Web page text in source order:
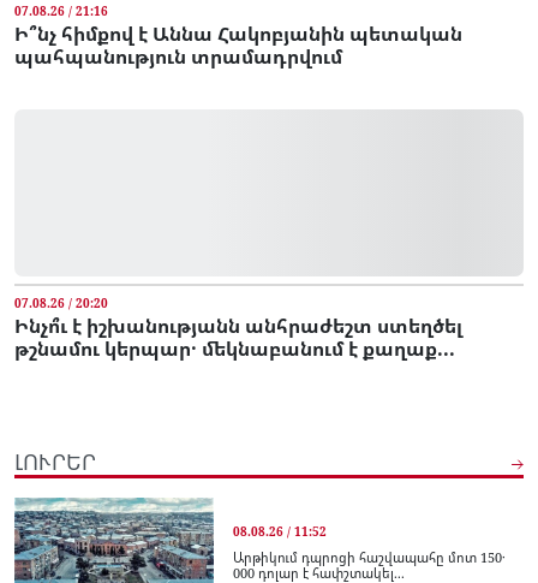
07.08.26 / 21:16
Ի՞նչ հիմքով է Աննա Հակոբյանին պետական
պահպանություն տրամադրվում
07.08.26 / 20:20
Ինչո՞ւ է իշխանությանն անհրաժեշտ ստեղծել
թշնամու կերպար․ մեկնաբանում է քաղաք...
ԼՈՒՐԵՐ
08.08.26 / 11:52
Արթիկում դպրոցի հաշվապահը մոտ 150․
000 դոլար է հափշտակել...